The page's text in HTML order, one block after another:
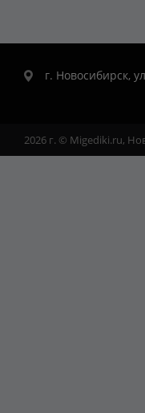
г. Новосибирск,
2026 г. © Migediki.ru,